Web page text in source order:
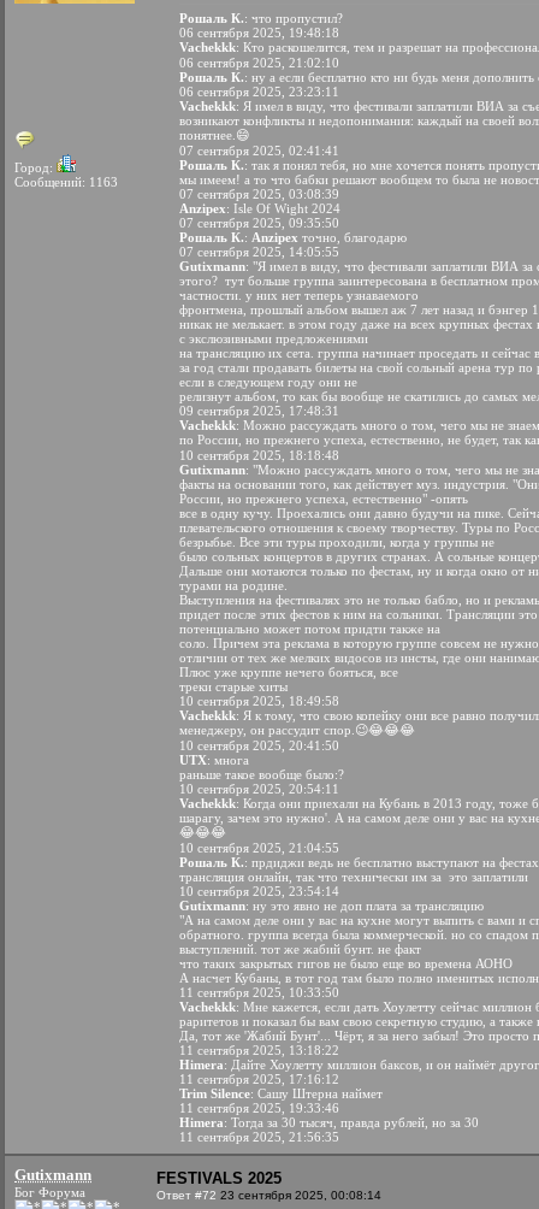
Город:
Сообщений: 1163
Рошаль К.: что пропустил?
06 сентября 2025, 19:48:18
Vachekkk: Кто раскошелится, тем и разрешат на
06 сентября 2025, 21:02:10
Рошаль К.: ну а если бесплатно кто ни будь меня
06 сентября 2025, 23:23:11
Vachekkk: Я имел в виду, что фестивали заплатили ВИА за
возникают конфликты и недопонимания: каждый на своей
понятнее.😄
07 сентября 2025, 02:41:41
Рошаль К.: так я понял тебя, но мне хочется понять
мы имеем! а то что бабки решают вообщем то была не
07 сентября 2025, 03:08:39
Anzipex: Isle Of Wight 2024
07 сентября 2025, 09:35:50
Рошаль К.: Anzipex точно, благодарю
07 сентября 2025, 14:05:55
Gutixmann: "Я имел в виду, что фестивали заплатили ВИА
этого? тут больше группа заинтересована в бесплатном
частности. у них нет теперь узнаваемого
фронтмена, прошлый альбом вышел аж 7 лет назад и бэнгер
никак не мелькает. в этом году даже на всех крупных
с экслюзивными предложениями
на трансляцию их сета. группа начинает проседать и
за год стали продавать билеты на свой сольный арена тур
если в следующем году они не
релизнут альбом, то как бы вообще не скатились до самых
09 сентября 2025, 17:48:31
Vachekkk: Можно рассуждать много о том, чего мы не
по России, но прежнего успеха, естественно, не будет, так
10 сентября 2025, 18:18:48
Gutixmann: "Можно рассуждать много о том, чего мы не
факты на основании того, как действует муз. индустрия.
России, но прежнего успеха, естественно" -опять
все в одну кучу. Проехались они давно будучи на пике.
плевательского отношения к своему творчеству. Туры по
безрыбье. Все эти туры проходили, когда у группы не
было сольных концертов в других странах. А сольные
Дальше они мотаются только по фестам, ну и когда окно от
турами на родине.
Выступления на фестивалях это не только бабло, но и
придет после этих фестов к ним на сольники. Трансляции
потенциально может потом придти также на
соло. Причем эта реклама в которую группе совсем не
отличии от тех же мелких видосов из инсты, где они
Плюс уже круппе нечего бояться, все
треки старые хиты
10 сентября 2025, 18:49:58
Vachekkk: Я к тому, что свою копейку они все равно
менеджеру, он рассудит спор.😉😂😂😂
10 сентября 2025, 20:41:50
UTX: многа
раньше такое вообще было:?
10 сентября 2025, 20:54:11
Vachekkk: Когда они приехали на Кубань в 2013 году, тоже
шарагу, зачем это нужно'. А на самом деле они у вас на
😂😂😂
10 сентября 2025, 21:04:55
Рошаль К.: прдиджи ведь не бесплатно выступают на
трансляция онлайн, так что технически им за это заплатили
10 сентября 2025, 23:54:14
Gutixmann: ну это явно не доп плата за трансляцию
"А на самом деле они у вас на кухне могут выпить с вами и
обратного. группа всегда была коммерческой. но со спадом
выступлений. тот же жабий бунт. не факт
что таких закрытых гигов не было еще во времена АОНО
А насчет Кубаны, в тот год там было полно именитых
11 сентября 2025, 10:33:50
Vachekkk: Мне кажется, если дать Хоулетту сейчас
раритетов и показал бы вам свою секретную студию, а
Да, тот же 'Жабий Бунт'... Чёрт, я за него забыл! Это просто
11 сентября 2025, 13:18:22
Himera: Дайте Хоулетту миллион баксов, и он наймёт
11 сентября 2025, 17:16:12
Trim Silence: Сашу Штерна наймет
11 сентября 2025, 19:33:46
Himera: Тогда за 30 тысяч, правда рублей, но за 30
11 сентября 2025, 21:56:35
Gutixmann
Бог Форума
FESTIVALS 2025
Ответ #72 23 сентября 2025, 00:08:14